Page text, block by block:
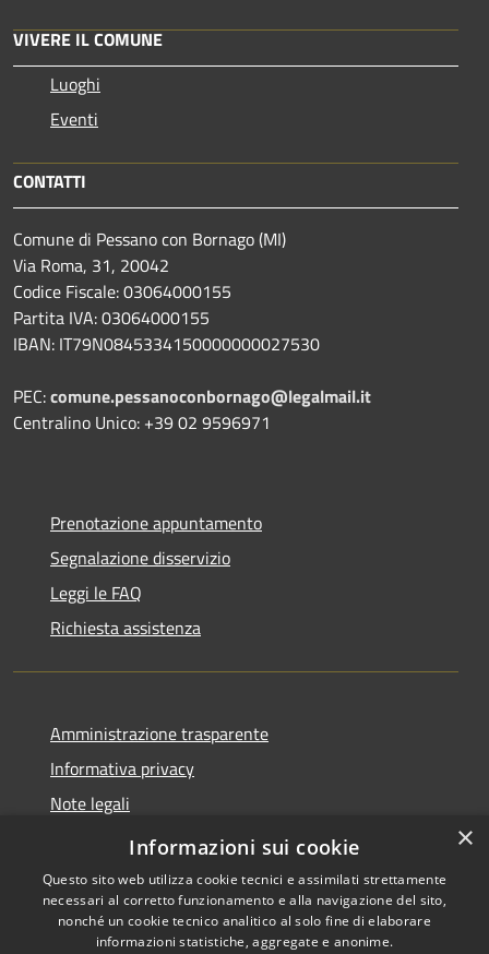
VIVERE IL COMUNE
Luoghi
Eventi
CONTATTI
Comune di Pessano con Bornago (MI)
Via Roma, 31, 20042
Codice Fiscale: 03064000155
Partita IVA: 03064000155
IBAN: IT79N0845334150000000027530
PEC:comune.pessanoconbornago@legalmail.it
Centralino Unico: +39 02 9596971
Prenotazione appuntamento
Segnalazione disservizio
Leggi le FAQ
Richiesta assistenza
Amministrazione trasparente
Informativa privacy
Note legali
Dichiarazione di accessibilità
Copyright © 2026 • Comune di
×
Informazioni sui cookie
Questo sito web utilizza cookie tecnici e assimilati strettamente
necessari al corretto funzionamento e alla navigazione del sito,
nonché un cookie tecnico analitico al solo fine di elaborare
informazioni statistiche, aggregate e anonime.